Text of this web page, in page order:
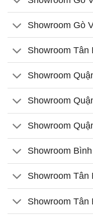
Showroom Gò
Showroom Tân
Showroom
Showroom
Showroom
Showroom
Showroom Tân
Showroom Tân